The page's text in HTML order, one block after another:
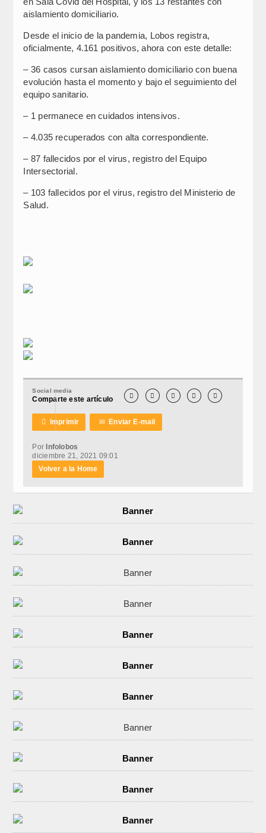
aislamiento domiciliario.
Desde el inicio de la pandemia, Lobos registra,
oficialmente, 4.161 positivos, ahora con este detalle:
– 36 casos cursan aislamiento domiciliario con buena
evolución hasta el momento y bajo el seguimiento del
equipo sanitario.
– 1 permanece en cuidados intensivos.
– 4.035 recuperados con alta correspondiente.
– 87 fallecidos por el virus, registro del Equipo
Intersectorial.
– 103 fallecidos por el virus, registro del Ministerio de
Salud.
Social media
Comparte este artículo     
 Imprimir ✉Enviar E-mail
Por Infolobos
diciembre 21, 2021 09:01
Volver a la Home